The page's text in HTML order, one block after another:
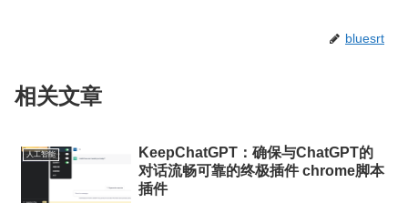
bluesrt
相关文章
人工智能
KeepChatGPT：确保与ChatGPT的
对话流畅可靠的终极插件 chrome脚本
插件